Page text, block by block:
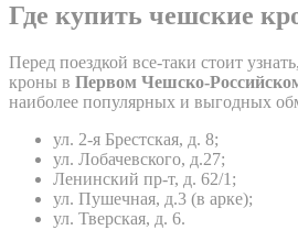
Где купить чешские
Перед поездкой все-таки стоит
кроны в Первом Чешско-
наиболее популярных и выгодных
ул. 2-я Брестская, д. 8;
ул. Лобачевского, д.27;
Ленинский пр-т, д. 62/1;
ул. Пушечная, д.3 (в арке);
ул. Тверская, д. 6.